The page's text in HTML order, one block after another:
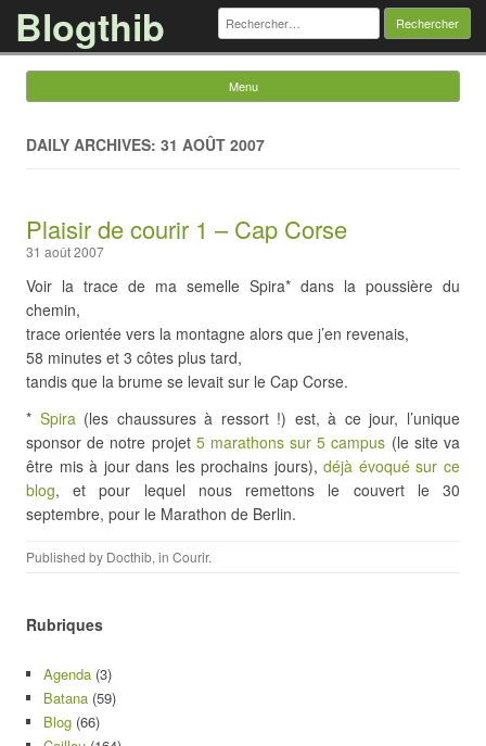
Blogthib Rechercher :
Menu
DAILY ARCHIVES: 31 AOÛT 2007
Plaisir de courir 1 – Cap Corse
31 août 2007
Voir la trace de ma semelle Spira* dans la poussière du
chemin,
trace orientée vers la montagne alors que j’en revenais,
58 minutes et 3 côtes plus tard,
tandis que la brume se levait sur le Cap Corse.
* Spira(les chaussures à ressort !) est, à ce jour, l’unique
sponsor de notre projet 5 marathons sur 5 campus (le site va
être mis à jour dans les prochains jours),déjà évoqué sur ce
blog, et pour lequel nous remettons le couvert le 30
septembre, pour le Marathon de Berlin.
Published by Docthib, in Courir.
Rubriques
Agenda (3)
Batana (59)
Blog (66)